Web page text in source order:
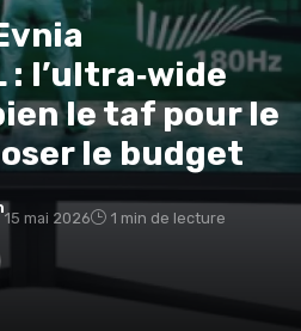
: l’ultra‑wide
le taf pour le
le budget
15 mai 2026 1 min de lecture